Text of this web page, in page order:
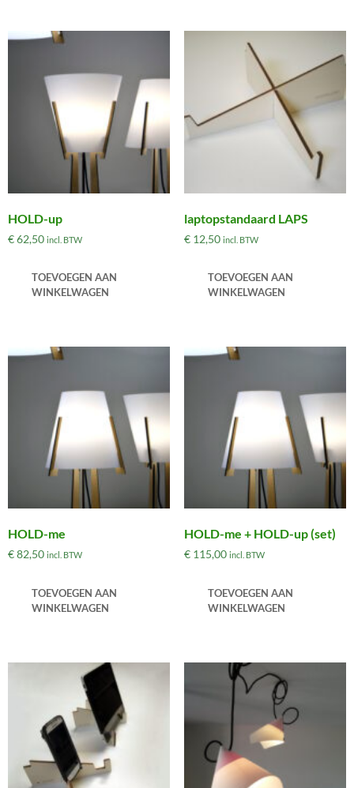
HOLD-up
€62,50 incl. BTW
TOEVOEGEN AAN
WINKELWAGEN
laptopstandaard LAPS
€12,50 incl. BTW
TOEVOEGEN AAN
WINKELWAGEN
HOLD-me
€82,50 incl. BTW
TOEVOEGEN AAN
WINKELWAGEN
HOLD-me + HOLD-up (set)
€115,00 incl. BTW
TOEVOEGEN AAN
WINKELWAGEN